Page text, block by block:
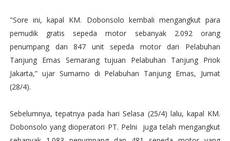
"Sore ini, kapal KM. Dobonsolo kembali mengangkut para
pemudik gratis sepeda motor sebanyak 2.092 orang
penumpang dan 847 unit sepeda motor dari Pelabuhan
Tanjung Emas Semarang tujuan Pelabuhan Tanjung Priok
Jakarta,” ujar Sumarno di Pelabuhan Tanjung Emas, Jumat
(28/4).
Sebelumnya, tepatnya pada hari Selasa (25/4) lalu, kapal KM.
Dobonsolo yang dioperatori PT. Pelni juga telah mengangkut